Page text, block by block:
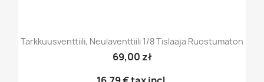
Tarkkuusventtiili, Neulaventtiili 1/8 Tislaaja Ruostumaton
69,00 zł